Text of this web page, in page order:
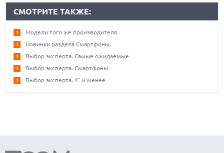
СМОТРИТЕ ТАКЖЕ:
Модели того же производителя
Новинки раздела Смартфоны.
Выбор эксперта. Самые ожидаемые
Выбор эксперта. Смартфоны
Выбор эксперта. 4" и менее